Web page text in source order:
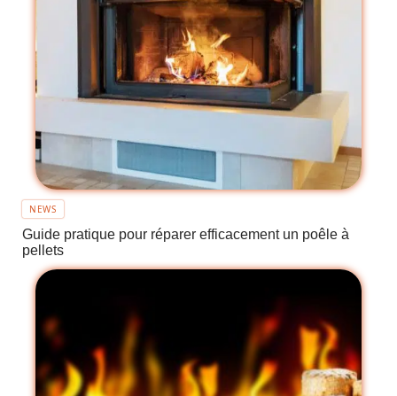
NEWS
Guide pratique pour réparer efficacement un poêle à
pellets